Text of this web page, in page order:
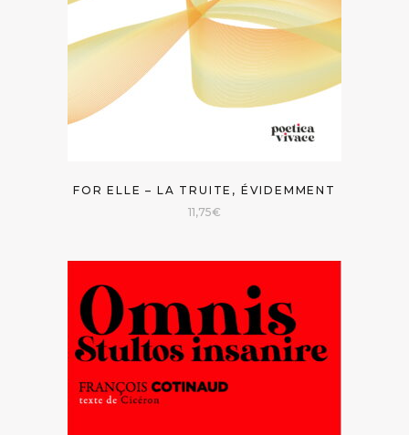
FOR ELLE – LA TRUITE, ÉVIDEMMENT
11,75€